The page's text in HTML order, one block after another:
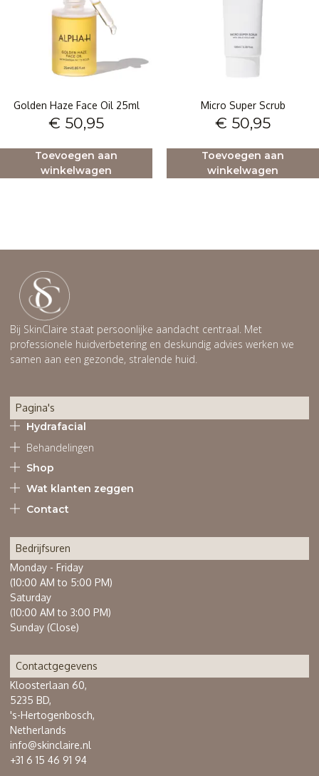
Golden Haze Face Oil 25ml
€ 50,95
Toevoegen aan
winkelwagen
Micro Super Scrub
€ 50,95
Toevoegen aan
winkelwagen
Bij SkinClaire staat persoonlijke aandacht centraal. Met
professionele huidverbetering en deskundig advies werken we
samen aan een gezonde, stralende huid.
Pagina's
Hydrafacial
Behandelingen
Shop
Wat klanten zeggen
Contact
Bedrijfsuren
Monday - Friday
(10:00 AM to 5:00 PM)
Saturday
(10:00 AM to 3:00 PM)
Sunday (Close)
Contactgegevens
Kloosterlaan 60,
5235 BD,
's-Hertogenbosch,
Netherlands
info@skinclaire.nl
+31 6 15 46 91 94